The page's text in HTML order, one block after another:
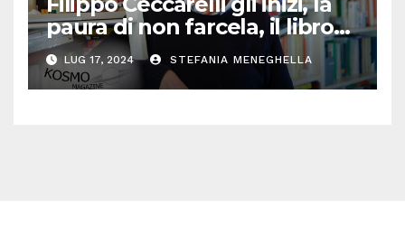
paura di non farcela, il libro
su Berlusconi: il giornalista
senza filtri sulla sua vita
LUG 17, 2024 STEFANIA MENEGHELLA